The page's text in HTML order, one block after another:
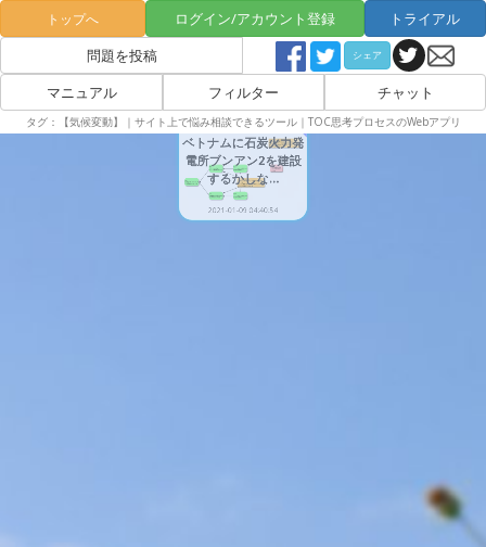
トップへ ログイン/アカウント登録
トライアル
問題を投稿
シェア
マニュアル フィルター チャット
タグ：【気候変動】｜サイト上で悩み相談できるツール｜TOC思考プロセスのWebアプリ
ベトナムに石炭火力発
電所ブンアン2を建設
するかしな...
2021-01-09 04:40:54
公開